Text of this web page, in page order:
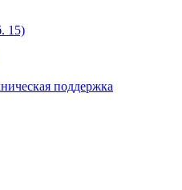
15)
поддержка